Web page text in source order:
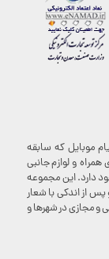
موبایل که سابقه
همراه و لوازم جانبی
دارد. این مجموعه
پس از اندکی با شعار
و مجازی در شهرها و